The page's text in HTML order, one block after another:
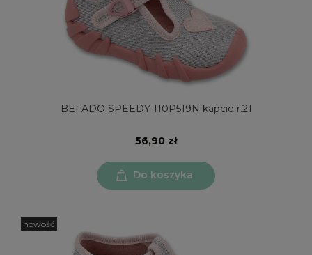
BEFADO SPEEDY 110P519N kapcie r.21
56,90 zł
Do koszyka
nowość